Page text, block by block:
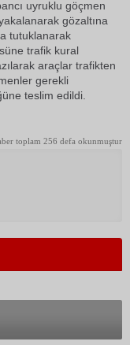
uyruklu göçmen
gözaltına
tutuklanarak
trafik kural
araçlar trafikten
gerekli
teslim edildi.
toplam 256 defa okunmuştur